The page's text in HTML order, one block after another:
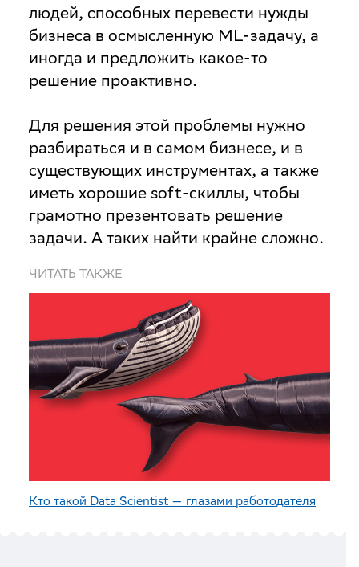
людей, способных перевести нужды
бизнеса в осмысленную ML-задачу, а
иногда и предложить какое-то
решение проактивно.
Для решения этой проблемы нужно
разбираться и в самом бизнесе, и в
существующих инструментах, а также
иметь хорошие soft-скиллы, чтобы
грамотно презентовать решение
задачи. А таких найти крайне сложно.
ЧИТАТЬ ТАКЖЕ
Кто такой Data Scientist — глазами работодателя